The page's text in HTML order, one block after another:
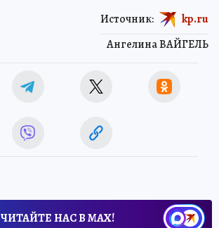
Ангелина ВАЙГЕЛЬ
Источник: kp.ru
ЧИТАЙТЕ НАС В МАХ!